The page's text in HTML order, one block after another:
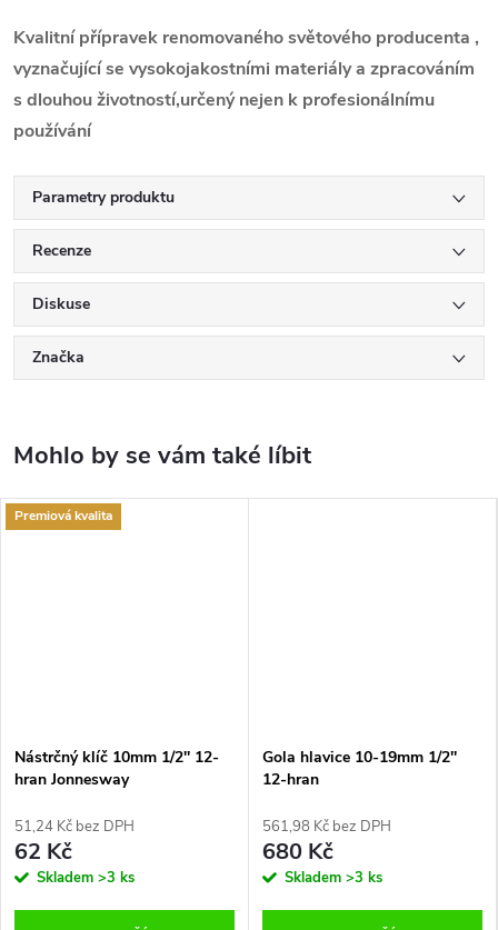
Kvalitní přípravek renomovaného světového producenta ,
vyznačující se vysokojakostními materiály a zpracováním
s dlouhou životností,určený nejen k profesionálnímu
používání
Parametry produktu
Recenze
Diskuse
Značka
Premiová kvalita
Nástrčný klíč 10mm 1/2'' 12-
hran Jonnesway
51,24 Kč bez DPH
62 Kč
Skladem >3 ks
Gola hlavice 10-19mm 1/2''
12-hran
561,98 Kč bez DPH
680 Kč
Skladem >3 ks